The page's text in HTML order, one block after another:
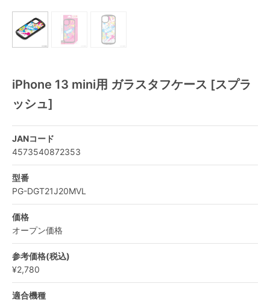
iPhone 13 mini用 ガラスタフケース [スプラ
ッシュ]
JANコード
4573540872353
型番
PG-DGT21J20MVL
価格
オープン価格
参考価格(税込)
¥2,780
適合機種